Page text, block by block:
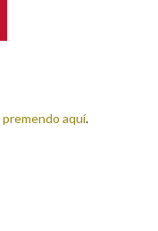
premendo aquí.